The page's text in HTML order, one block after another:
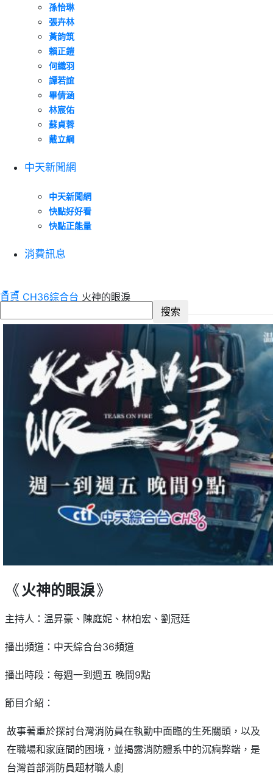
孫怡琳
張卉林
黃韵筑
賴正鎧
何織羽
譚若誼
畢倩涵
林宸佑
蘇貞蓉
戴立綱
中天新聞網
中天新聞網
快點好好看
快點正能量
消費訊息
首頁 CH36綜合台 火神的眼淚
《火神的眼淚》
主持人：温昇豪、陳庭妮、林柏宏、劉冠廷
播出頻道：中天綜合台36頻道
播出時段：每週一到週五 晚間9點
節目介紹：
故事著重於探討台灣消防員在執勤中面臨的生死關頭，以及
在職場和家庭間的困境，並揭露消防體系中的沉痾弊端，是
台灣首部消防員題材職人劇